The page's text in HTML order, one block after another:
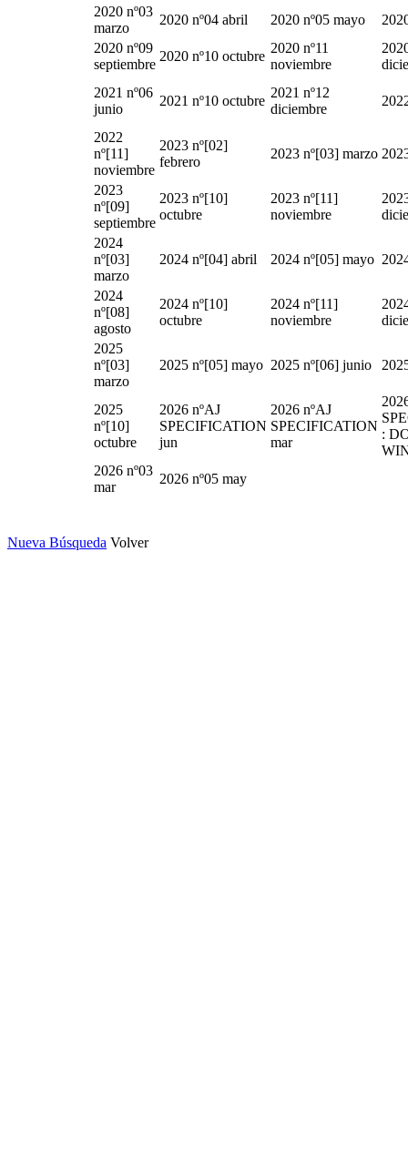
2020 nº03
marzo
2020 nº04 abril 2020 nº05 mayo
2020 nº09
septiembre
2020 nº10 octubre
2020 nº11
noviembre
2021 nº06
junio
2021 nº10 octubre
2021 nº12
diciembre
2022
nº[11]
noviembre
2023 nº[02]
febrero
2023 nº[03] marzo
2023
nº[09]
septiembre
2023 nº[10]
octubre
2023 nº[11]
noviembre
2024
nº[03]
marzo
2024 nº[04] abril 2024 nº[05] mayo
2024
nº[08]
agosto
2024 nº[10]
octubre
2024 nº[11]
noviembre
2025
nº[03]
marzo
2025 nº[05] mayo 2025 nº[06] junio
2025
nº[10]
octubre
2026 nºAJ
SPECIFICATION
jun
2026 nºAJ
SPECIFICATION
mar
:
2026 nº03
mar
2026 nº05 may
Nueva Búsqueda Volver